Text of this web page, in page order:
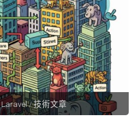
Laravel/技術文章